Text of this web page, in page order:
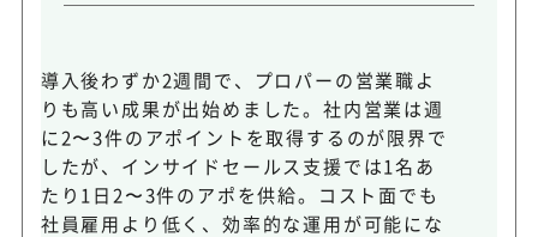
導入後わずか2週間で、プロパーの営業職よ
りも高い成果が出始めました。社内営業は週
に2〜3件のアポイントを取得するのが限界で
したが、インサイドセールス支援では1名あ
たり1日2〜3件のアポを供給。コスト面でも
社員雇用より低く、効率的な運用が可能にな